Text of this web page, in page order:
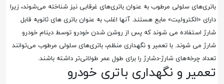
باتری‌های سلولی مرطوب به عنوان باتری‌های غرقابی نیز شناخته می‌شوند، زیرا
دارای «الکترولیت» مایع هستند. آنها اغلب به عنوان باتری های ثانویه قابل
شارژ استفاده می شوند که پس از روشن شدن خودرو توسط دینام خودرو
شارژ می شوند. با تعمیر و نگهداری منظم، باتری‌های سلولی مرطوب می‌توانند
تعداد چرخه‌های شارژ-دشارژ را برای طول عمر طولانی‌تر داشته باشند.
تعمیر و نگهداری باتری خودرو